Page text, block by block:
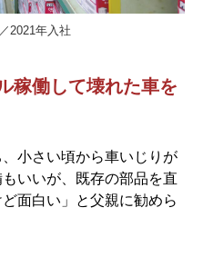
2021年入社
稼働して壊れた車を
小さい頃から車いじりが
いいが、既存の部品を直
面白い」と父親に勧めら